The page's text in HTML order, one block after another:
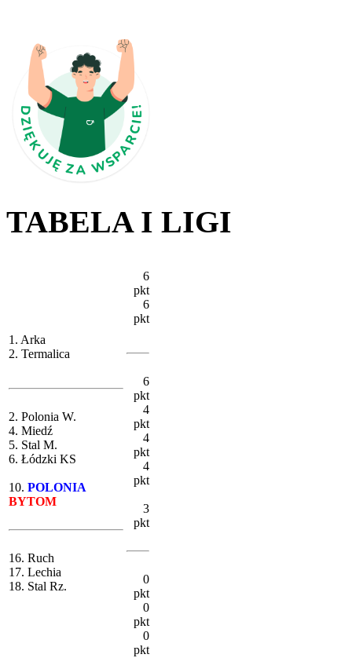
TABELA I LIGI
1. Arka
2. Termalica
2. Polonia W.
4. Miedź
5. Stal M.
6. Łódzki KS
10. POLONIA
BYTOM
16. Ruch
17. Lechia
18. Stal Rz.
6
pkt
6
pkt
6
pkt
4
pkt
4
pkt
4
pkt
3
pkt
0
pkt
0
pkt
0
pkt